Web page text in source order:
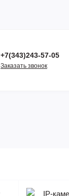
+7(343)243-57-05
Заказать звонок